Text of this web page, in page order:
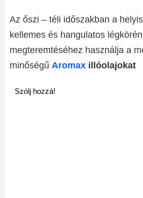
Az őszi – téli időszakban a
kellemes és hangulatos
megteremtéséhez használja a
minőségű Aromax illóolajokat
Szólj hozzá!